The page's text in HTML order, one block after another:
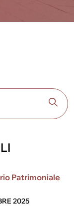
Patrimoniale
2025